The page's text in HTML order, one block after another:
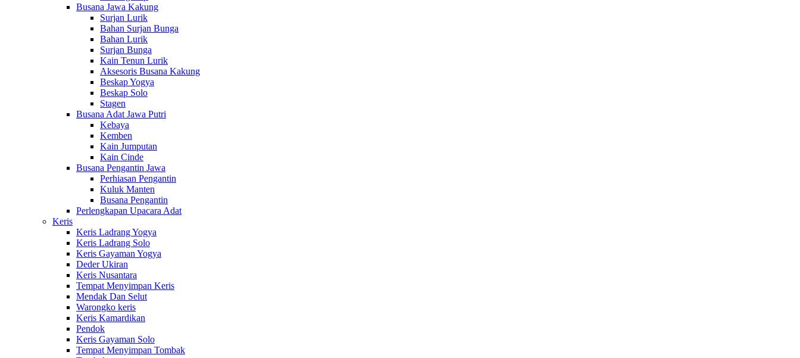
Busana Jawa Kakung
Surjan Lurik
Bahan Surjan Bunga
Bahan Lurik
Surjan Bunga
Kain Tenun Lurik
Aksesoris Busana Kakung
Beskap Yogya
Beskap Solo
Stagen
Busana Adat Jawa Putri
Kebaya
Kemben
Kain Jumputan
Kain Cinde
Busana Pengantin Jawa
Perhiasan Pengantin
Kuluk Manten
Busana Pengantin
Perlengkapan Upacara Adat
Keris
Keris Ladrang Yogya
Keris Ladrang Solo
Keris Gayaman Yogya
Deder Ukiran
Keris Nusantara
Tempat Menyimpan Keris
Mendak Dan Selut
Warongko keris
Keris Kamardikan
Pendok
Keris Gayaman Solo
Tempat Menyimpan Tombak